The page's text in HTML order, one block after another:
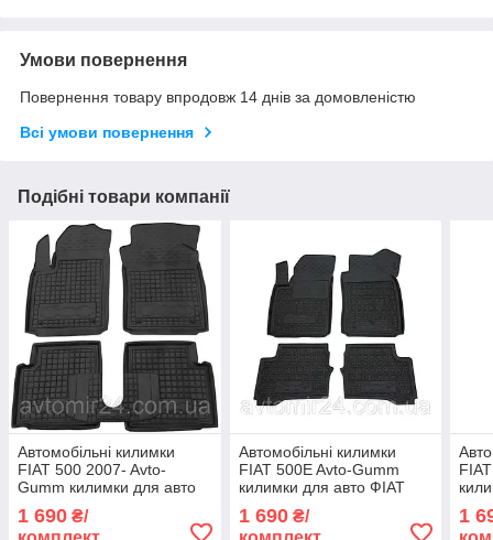
Умови повернення
Повернення товару впродовж 14 днів за домовленістю
Всі умови повернення
Подібні товари компанії
Автомобільні килимки
FIAT 500 2007- Avto-
Gumm килимки для авто
1 690 ₴/
Автомобільні килимки
FIAT 500E Avto-Gumm
килимки для авто ФІАТ
1 690₴/
1